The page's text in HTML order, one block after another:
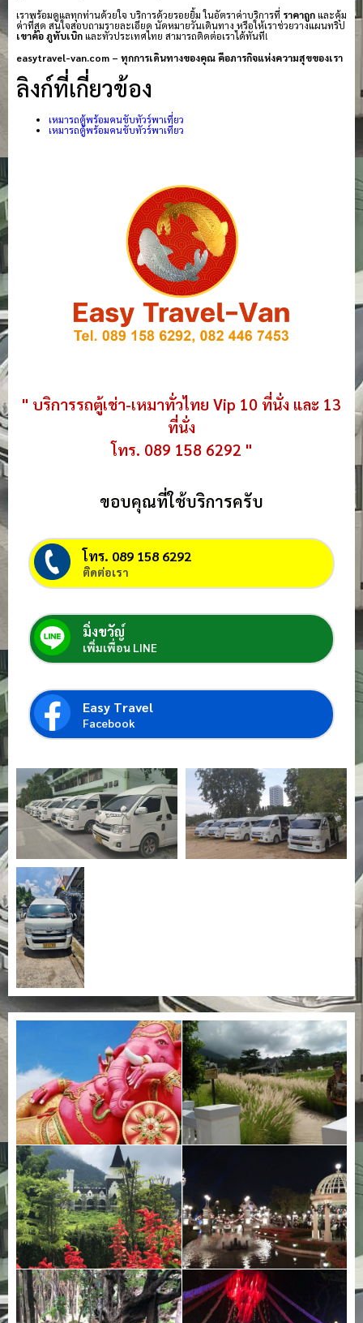
เราพร้อมดูแลทุกท่านด้วยใจ บริการด้วยรอยยิ้ม ในอัตราค่าบริการที่ ราคาถูกและคุ้ม
ค่าที่สุด สนใจสอบถามรายละเอียด นัดหมายวันเดินทาง หรือให้เราช่วยวางแผนทริป
เขาค้อภูทับเบิกและทั่วประเทศไทย สามารถติดต่อเราได้ทันที!
easytravel-van.com – ทุกการเดินทางของคุณ คือภารกิจแห่งความสุขของเรา
ลิงก์ที่เกี่ยวข้อง
เหมารถตู้พร้อมคนขับทัวร์พาเที่ยว
เหมารถตู้พร้อมคนขับทัวร์พาเที่ยว
" บริการรถตู้เช่า-เหมาทั่วไทย Vip 10 ที่นั่ง และ 13
ที่นั่ง
โทร. 089 158 6292 "
ขอบคุณที่ใช้บริการครับ
โทร. 089 158 6292
ติดต่อเรา
มิ่งขวัญ์
เพิ่มเพื่อน LINE
Easy Travel
Facebook